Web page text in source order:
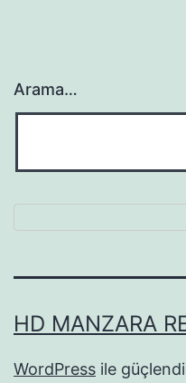
Arama…
HD MANZARA
WordPress ile